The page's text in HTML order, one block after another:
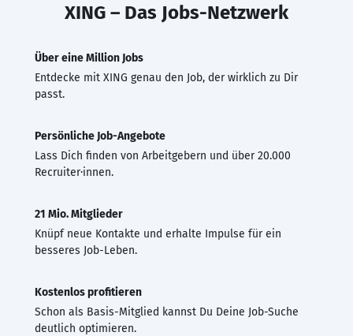
XING – Das Jobs-Netzwerk
Über eine Million Jobs
Entdecke mit XING genau den Job, der wirklich zu Dir
passt.
Persönliche Job-Angebote
Lass Dich finden von Arbeitgebern und über 20.000
Recruiter·innen.
21 Mio. Mitglieder
Knüpf neue Kontakte und erhalte Impulse für ein
besseres Job-Leben.
Kostenlos profitieren
Schon als Basis-Mitglied kannst Du Deine Job-Suche
deutlich optimieren.